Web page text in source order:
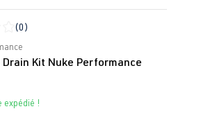
de 0 sur 5 étoiles
(0)
Kit Nuke Performance
expédié !